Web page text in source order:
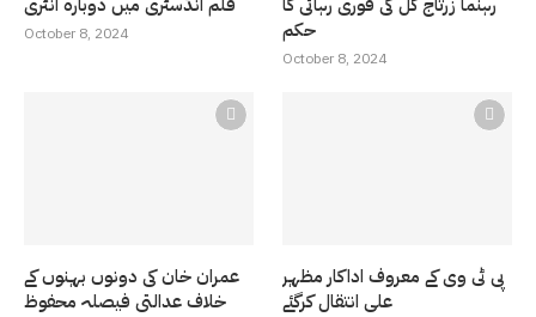
October 8, 2024
حکم
October 8, 2024
عمران خان کی دونوں بہنوں کے
خلاف عدالتی فیصلہ محفوظ
پی ٹی وی کے معروف اداکار مظہر
علی انتقال کرگئے